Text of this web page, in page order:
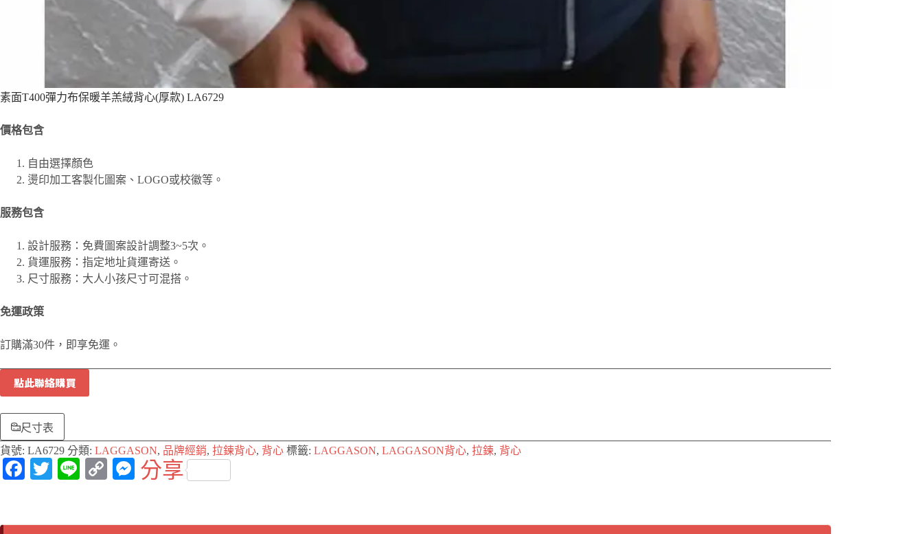
素面T400彈力布保暖羊羔絨背心(厚款) LA6729
價格包含
自由選擇顏色
燙印加工客製化圖案、 LOGO或校徽等。
服務包含
設計服務：免費圖案設計調整3~5次。
貨運服務：指定地址貨運寄送。
尺寸服務：大人小孩尺寸可混搭。
免運政策
訂購滿30件，即享免運。
點此聯絡購買
尺寸表
貨號: LA6729 分類: LAGGASON, 品牌經銷, 拉鍊背心, 背心 標籤: LAGGASON, LAGGASON背心, 拉鍊, 背心
Fa T
Li C
M
分享